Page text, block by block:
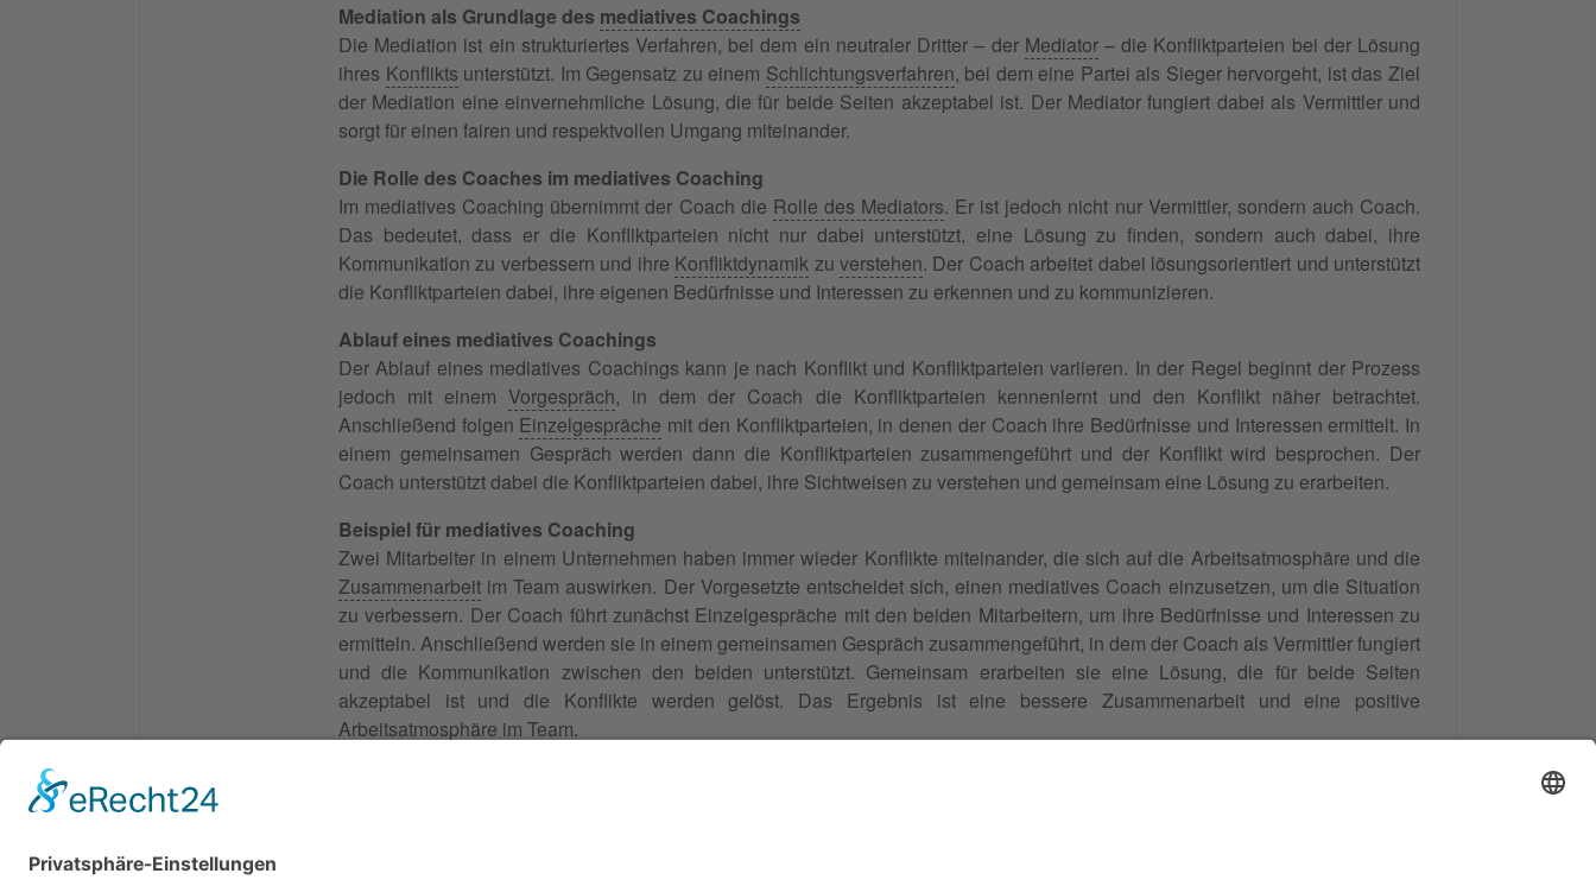
Mediation als Grundlage des mediatives Coachings
Die Mediation ist ein strukturiertes Verfahren, bei dem ein neutraler Dritter – der Mediator– die Konfliktparteien bei der Lösung
ihres Konflikts unterstützt. Im Gegensatz zu einem Schlichtungsverfahren, bei dem eine Partei als Sieger hervorgeht, ist das Ziel
der Mediation eine einvernehmliche Lösung, die für beide Seiten akzeptabel ist. Der Mediator fungiert dabei als Vermittler und
sorgt für einen fairen und respektvollen Umgang miteinander.
Die Rolle des Coaches im mediatives Coaching
Im mediatives Coaching übernimmt der Coach die Rolle des Mediators. Er ist jedoch nicht nur Vermittler, sondern auch Coach.
Das bedeutet, dass er die Konfliktparteien nicht nur dabei unterstützt, eine Lösung zu finden, sondern auch dabei, ihre
Kommunikation zu verbessern und ihre Konfliktdynamik zuverstehen. Der Coach arbeitet dabei lösungsorientiert und unterstützt
die Konfliktparteien dabei, ihre eigenen Bedürfnisse und Interessen zu erkennen und zu kommunizieren.
Ablauf eines mediatives Coachings
Der Ablauf eines mediatives Coachings kann je nach Konflikt und Konfliktparteien variieren. In der Regel beginnt der Prozess
jedoch mit einem Vorgespräch, in dem der Coach die Konfliktparteien kennenlernt und den Konflikt näher betrachtet.
Anschließend folgen Einzelgespräche mit den Konfliktparteien, in denen der Coach ihre Bedürfnisse und Interessen ermittelt. In
einem gemeinsamen Gespräch werden dann die Konfliktparteien zusammengeführt und der Konflikt wird besprochen. Der
Coach unterstützt dabei die Konfliktparteien dabei, ihre Sichtweisen zu verstehen und gemeinsam eine Lösung zu erarbeiten.
Beispiel für mediatives Coaching
Zwei Mitarbeiter in einem Unternehmen haben immer wieder Konflikte miteinander, die sich auf die Arbeitsatmosphäre und die
Zusammenarbeit im Team auswirken. Der Vorgesetzte entscheidet sich, einen mediatives Coach einzusetzen, um die Situation
zu verbessern. Der Coach führt zunächst Einzelgespräche mit den beiden Mitarbeitern, um ihre Bedürfnisse und Interessen zu
ermitteln. Anschließend werden sie in einem gemeinsamen Gespräch zusammengeführt, in dem der Coach als Vermittler fungiert
und die Kommunikation zwischen den beiden unterstützt. Gemeinsam erarbeiten sie eine Lösung, die für beide Seiten
akzeptabel ist und die Konflikte werden gelöst. Das Ergebnis ist eine bessere Zusammenarbeit und eine positive
Arbeitsatmosphäre im Team.